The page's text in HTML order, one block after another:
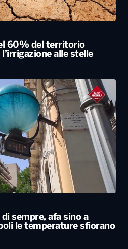
60% del territorio
alle stelle
di sempre, afa sino a
le temperature sfiorano